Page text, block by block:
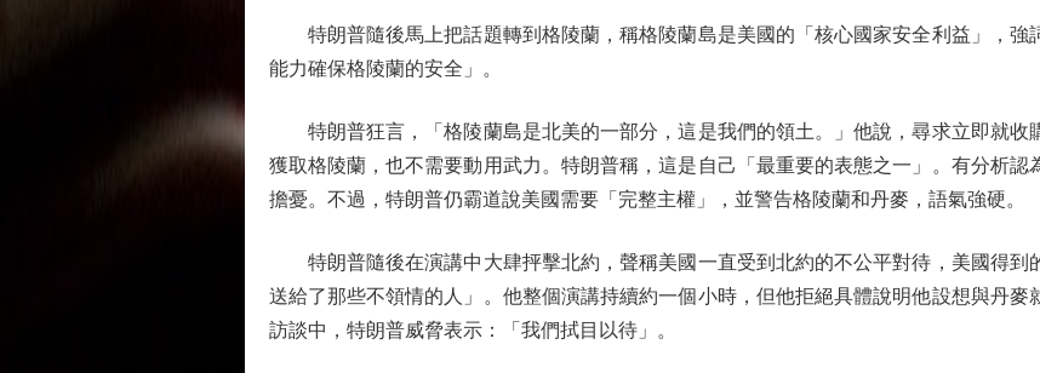
特朗普隨後馬上把話題轉到格陵蘭，稱格陵蘭島是美國的「核心國家安全利益」，強
能力確保格陵蘭的安全」。
特朗普狂言，「格陵蘭島是北美的一部分，這是我們的領土。」他說，尋求立即就收
獲取格陵蘭，也不需要動用武力。特朗普稱，這是自己「最重要的表態之一」。有分析認
擔憂。不過，特朗普仍霸道說美國需要「完整主權」，並警告格陵蘭和丹麥，語氣強硬。
特朗普隨後在演講中大肆抨擊北約，聲稱美國一直受到北約的不公平對待，美國得到
送給了那些不領情的人」。他整個演講持續約一個小時，但他拒絕具體說明他設想與丹麥
訪談中，特朗普威脅表示：「我們拭目以待」。